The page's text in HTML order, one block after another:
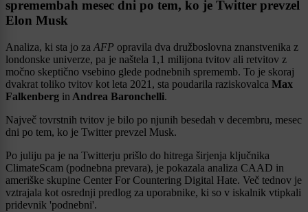
spremembah mesec dni po tem, ko je Twitter prevzel
Elon Musk
Analiza, ki sta jo za AFP opravila dva družboslovna znanstvenika z
londonske univerze, pa je naštela 1,1 milijona tvitov ali retvitov z
močno skeptično vsebino glede podnebnih sprememb. To je skoraj
dvakrat toliko tvitov kot leta 2021, sta poudarila raziskovalca Max
Falkenberg in Andrea Baronchelli.
Največ tovrstnih tvitov je bilo po njunih besedah v decembru, mesec
dni po tem, ko je Twitter prevzel Musk.
Po juliju pa je na Twitterju prišlo do hitrega širjenja ključnika
ClimateScam (podnebna prevara), je pokazala analiza CAAD in
ameriške skupine Center For Countering Digital Hate. Več tednov je
vztrajala kot osrednji predlog za uporabnike, ki so v iskalnik vtipkali
pridevnik 'podnebni'.